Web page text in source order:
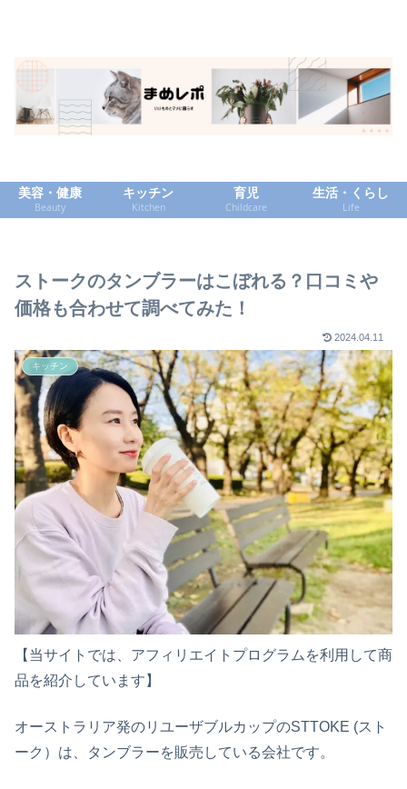
美容・健康
Beauty
キッチン
Kitchen
育児
Childcare
生活・くらし
Life
ストークのタンブラーはこぼれる？口コミや
価格も合わせて調べてみた！
2024.04.11
キッチン
【当サイトでは、アフィリエイトプログラムを利用して商
品を紹介しています】
オーストラリア発のリユーザブルカップのSTTOKE (スト
ーク）は、タンブラーを販売している会社です。